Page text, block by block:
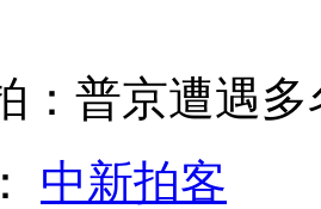
上调至10元
：普京遭遇
中新拍客